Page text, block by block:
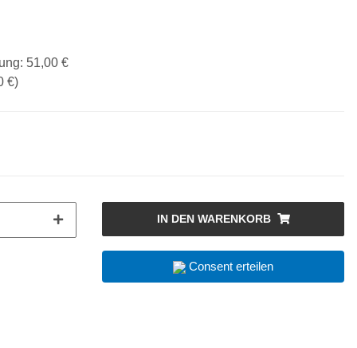
: 51,00 €
€)
IN DEN WARENKORB
Consent erteilen